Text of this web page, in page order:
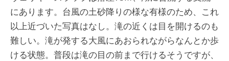
にあります。台風の土砂降りの様な有様のため、これ
以上近づいた写真はなし。滝の近くは目を開けるのも
難しい。滝が発する大風にあおられながらなんとか歩
ける状態。普段は滝の目の前まで行けるそうですが、